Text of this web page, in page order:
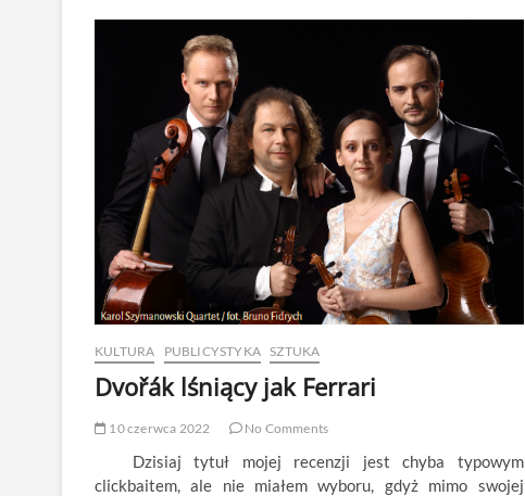
we
Wrocławiu
KULTURA PUBLICYSTYKA SZTUKA
Dvořák lśniący jak Ferrari
10 czerwca 2022 No Comments
Dzisiaj tytuł mojej recenzji jest chyba typowym
clickbaitem, ale nie miałem wyboru, gdyż mimo swojej